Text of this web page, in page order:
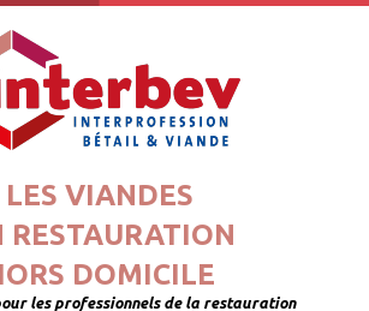
LES VIANDES
RESTAURATION
DOMICILE
les professionnels de la restauration